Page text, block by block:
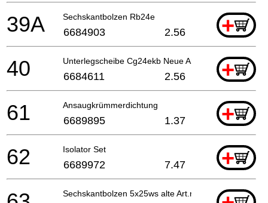
Sechskantbolzen Rb24e +
39A 6684903 2.56
Unterlegscheibe Cg24ekb Neue Art.nr. 6684611
+
40 6684611 2.56
Ansaugkrümmerdichtung +
61 6689895 1.37
Isolator Set +
62 6689972 7.47
Sechskantbolzen 5x25ws alte Art.nr. 994-64050-254